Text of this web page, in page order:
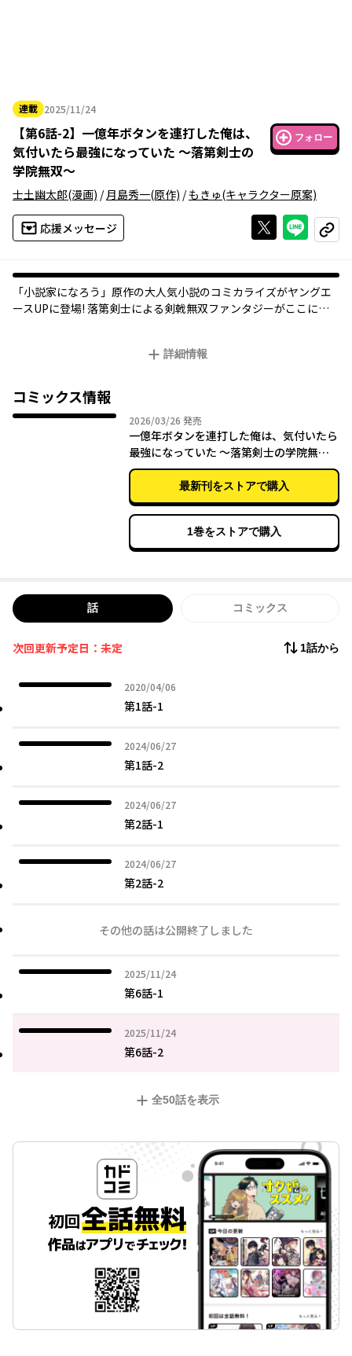
連載 2025/11/24
2025年11月24日
【第6話-2】 一億年ボタンを連打した俺は、
気付いたら最強になっていた ～落第剣士の
学院無双～
フォロー
士土幽太郎(漫画) /月島秀一(原作) /もきゅ(キャラクター原案)
応援メッセージ Xで投稿する
ライン
コピー
「小説家になろう」原作の大人気小説のコミカライズがヤングエ
ースUPに登場! 落第剣士による剣戟無双ファンタジーがここに開
詳細情報
コミックス情報
2026/03/26 2026年03月26日
発売
一億年ボタンを連打した俺は、気付いたら
最強になっていた ～落第剣士の学院無双
～ （10）
最新刊をストアで購入
1巻をストアで購入
話 コミックス
次回更新予定日：未定 1話から
2020/04/06
2020年04月06日
第1話-1
2024/06/27
2024年06月27日
第1話-2
2024/06/27
2024年06月27日
第2話-1
2024/06/27
2024年06月27日
第2話-2
その他の話は公開終了しました
2025/11/24
2025年11月24日
第6話-1
2025/11/24
2025年11月24日
第6話-2
全50話を表示